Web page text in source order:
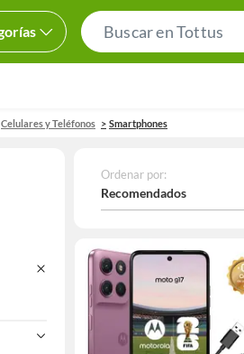
Celulares y Teléfonos Smartphones
Ordenar por:
Recomendados